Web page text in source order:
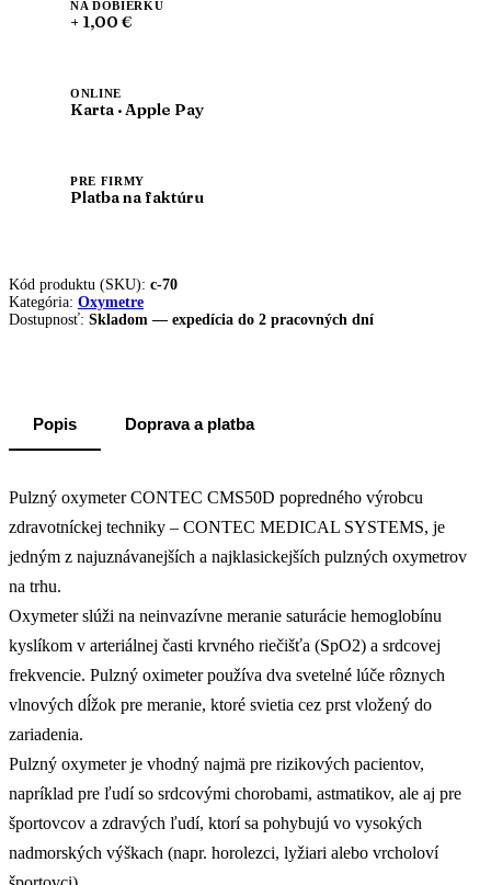
NA DOBIERKU
+ 1,00 €
ONLINE
Karta · Apple Pay
PRE FIRMY
Platba na faktúru
Kód produktu (SKU): c-70
Kategória: Oxymetre
Dostupnosť: Skladom — expedícia do 2 pracovných dní
Popis Doprava a platba
Pulzný oxymeter CONTEC CMS50D popredného výrobcu
zdravotníckej techniky – CONTEC MEDICAL SYSTEMS, je
jedným z najuznávanejších a najklasickejších pulzných oxymetrov
na trhu.
Oxymeter slúži na neinvazívne meranie saturácie hemoglobínu
kyslíkom v arteriálnej časti krvného riečišťa (SpO2) a srdcovej
frekvencie. Pulzný oximeter používa dva svetelné lúče rôznych
vlnových dĺžok pre meranie, ktoré svietia cez prst vložený do
zariadenia.
Pulzný oxymeter je vhodný najmä pre rizikových pacientov,
napríklad pre ľudí so srdcovými chorobami, astmatikov, ale aj pre
športovcov a zdravých ľudí, ktorí sa pohybujú vo vysokých
nadmorských výškach (napr. horolezci, lyžiari alebo vrcholoví